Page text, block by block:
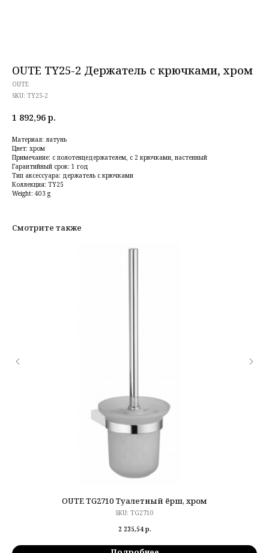
OUTE TY25-2 Держатель с крючками, хром
OUTE
SKU: TY25-2
1 892,96 р.
Материал: латунь
Цвет: хром
Примечание: с полотенцедержателем, с 2 крючками, настенный
Гарантийный срок: 1 год
Тип аксессуара: держатель с крючками
Коллекция: TY25
Weight: 403 g
Смотрите также
OUTE TG2710 Туалетный ёрш, хром
SKU: TG2710
2 235,54 р.